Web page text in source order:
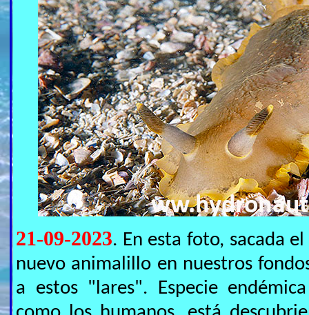
21-09-2023. En esta foto, sacada
nuevo animalillo en nuestros
a estos "lares". Especie